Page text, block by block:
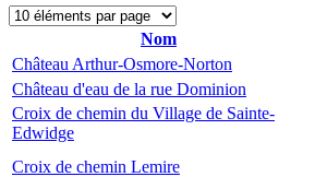
Nom
Château Arthur-Osmore-Norton
Château d'eau de la rue Dominion
Croix de chemin du Village de Sainte-
Edwidge
Croix de chemin Lemire